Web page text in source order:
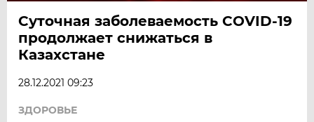
Суточная заболеваемость COVID-19
продолжает снижаться в
Казахстане
28.12.2021 09:23
ЗДОРОВЬЕ